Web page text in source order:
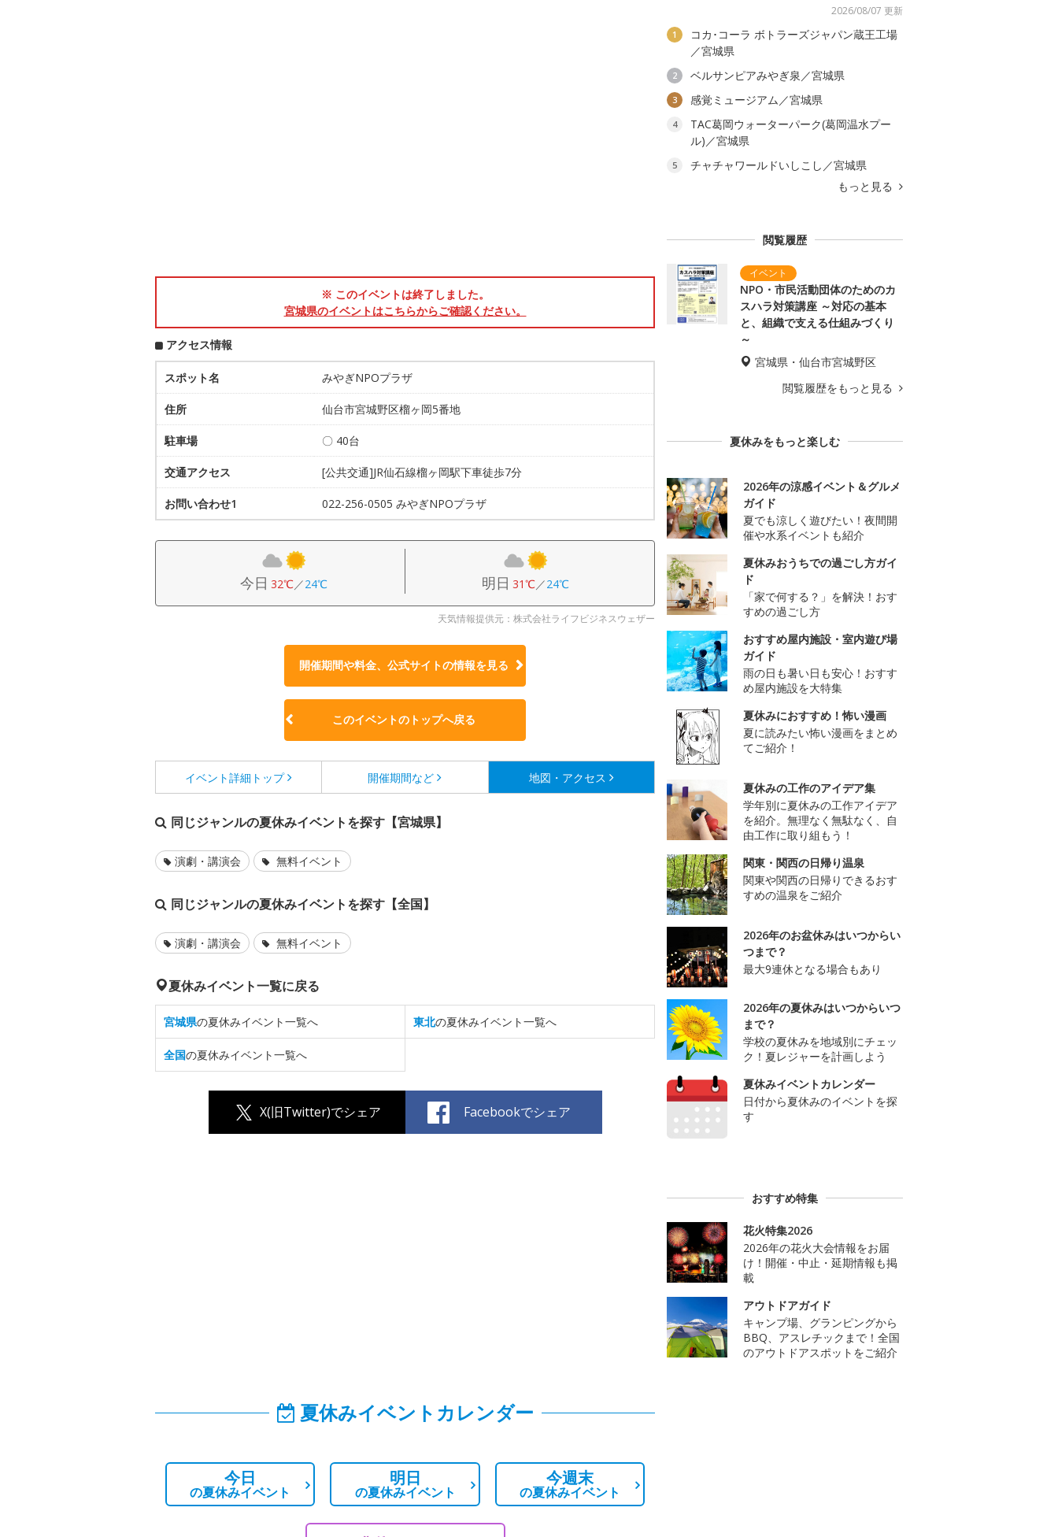
※ このイベントは終了しました。
宮城県のイベントはこちらからご確認ください。
アクセス情報
スポット名 みやぎNPOプラザ
住所 仙台市宮城野区榴ヶ岡5番地
駐車場 〇 40台
交通アクセス [公共交通]JR仙石線榴ヶ岡駅下車徒歩7分
お問い合わせ1 022-256-0505 みやぎNPOプラザ
今日 32℃／24℃ 明日 31℃／24℃
天気情報提供元：株式会社ライフビジネスウェザー
開催期間や料金、公式サイトの情報を見る
このイベントのトップへ戻る
イベント詳細 トップ 開催期間など 地図・アクセス
同じジャンルの夏休みイベントを探す【宮城県】
演劇・講演会 無料イベント
同じジャンルの夏休みイベントを探す【全国】
演劇・講演会 無料イベント
夏休みイベント一覧に戻る
宮城県の夏休みイベント一覧へ 東北の夏休みイベント一覧へ
全国の夏休みイベント一覧へ
X(旧Twitter)でシェア Facebookでシェア
夏休みイベントカレンダー
今日
の夏休みイベント
明日
の夏休みイベント
今週末
の夏休みイベント
2026/08/07 更新
1
コカ･コーラ ボトラーズジャパン蔵王工場
／宮城県
2 ベルサンピアみやぎ泉／宮城県
3 感覚ミュージアム／宮城県
4
TAC葛岡ウォーターパーク(葛岡温水プー
ル)／宮城県
5
チャチャワールドいしこし／宮城県
もっと見る
閲覧履歴
NPO・市民活動団体のためのカ
スハラ対策講座 ～対応の基本
と、組織で支える仕組みづくり
～
宮城県・仙台市宮城野区
閲覧履歴をもっと見る
夏休みをもっと楽しむ
2026年の涼感イベント＆グルメ
ガイド
夏でも涼しく遊びたい！夜間開
催や水系イベントも紹介
夏休みおうちでの過ごし方ガイ
ド
「家で何する？」を解決！おす
すめの過ごし方
おすすめ屋内施設・室内遊び場
ガイド
雨の日も暑い日も安心！おすす
め屋内施設を大特集
夏休みにおすすめ！怖い漫画
夏に読みたい怖い漫画をまとめ
てご紹介！
夏休みの工作のアイデア集
学年別に夏休みの工作アイデア
を紹介。無理なく無駄なく、自
由工作に取り組もう！
関東・関西の日帰り温泉
関東や関西の日帰りできるおす
すめの温泉をご紹介
2026年のお盆休みはいつからい
つまで？
最大9連休となる場合もあり
2026年の夏休みはいつからいつ
まで？
学校の夏休みを地域別にチェッ
ク！夏レジャーを計画しよう
夏休みイベントカレンダー
日付から夏休みのイベントを探
す
おすすめ特集
花火特集2026
2026年の花火大会情報をお届
け！開催・中止・延期情報も掲
載
アウトドアガイド
キャンプ場、グランピングから
BBQ、アスレチックまで！全国
のアウトドアスポットをご紹介